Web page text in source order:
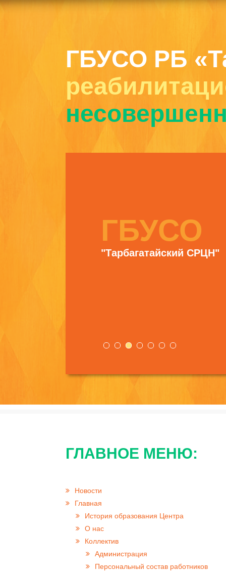
ГБУСО РБ
ГБУСО
"Тарбагатайский СРЦН"
ГЛАВНОЕ МЕНЮ:
Новости
Главная
История образования Центра
О нас
Коллектив
Администрация
Персональный состав работников